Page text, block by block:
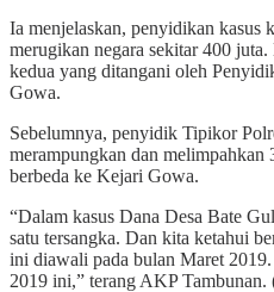
Ia menjelaskan, penyidikan kasus
merugikan negara sekitar 400
kedua yang ditangani oleh
Gowa.
Sebelumnya, penyidik Tipikor
merampungkan dan melimpahkan
berbeda ke Kejari Gowa.
“Dalam kasus Dana Desa Bate
satu tersangka. Dan kita ketahui
ini diawali pada bulan Maret
2019 ini,” terang AKP Tambunan.